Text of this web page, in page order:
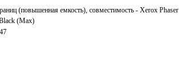
(повышенная емкость), совместимость - Xerox
(Max)